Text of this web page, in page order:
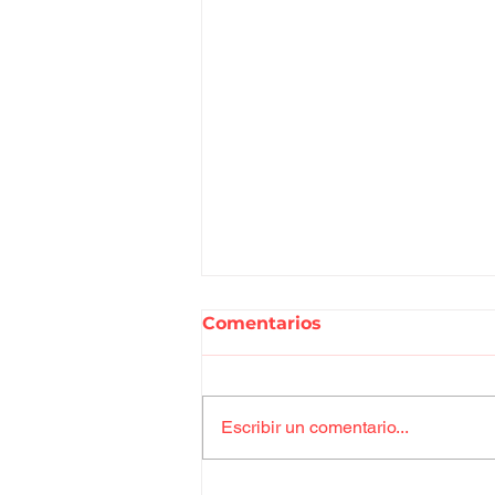
Comentarios
Escribir un comentario...